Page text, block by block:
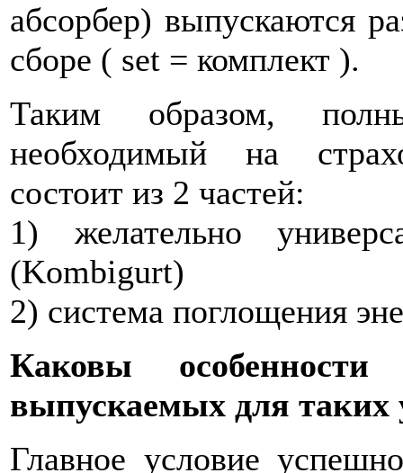
абсорбер) выпускаются
сборе ( set = комплект ).
Таким образом,
необходимый на
состоит из 2 частей:
1) желательно
(Kombigurt)
2) система поглощения
Каковы особенности
выпускаемых для таких
Главное условие